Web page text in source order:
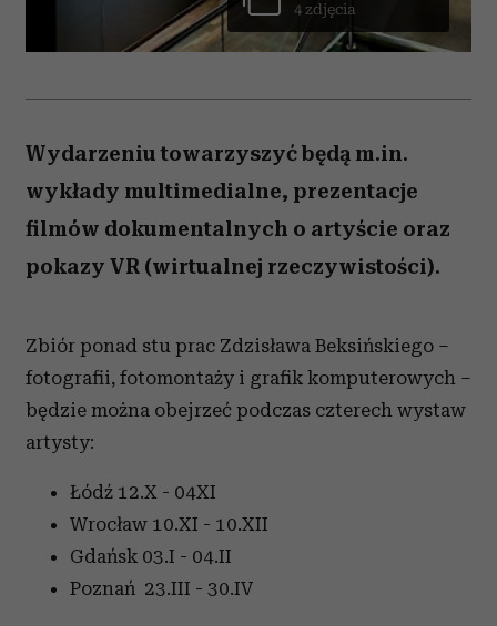
4 zdjęcia
Wydarzeniu towarzyszyć będą m.in.
wykłady multimedialne, prezentacje
filmów dokumentalnych o artyście oraz
pokazy VR (wirtualnej rzeczywistości).
Zbiór ponad stu prac Zdzisława Beksińskiego –
fotografii, fotomontaży i grafik komputerowych –
będzie można obejrzeć podczas czterech wystaw
artysty:
Łódź 12.X - 04XI
Wrocław 10.XI - 10.XII
Gdańsk 03.I - 04.II
Poznań 23.III - 30.IV